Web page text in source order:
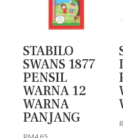
STABILO
SWANS 1877
PENSIL
WARNA 12
WARNA
PANJANG